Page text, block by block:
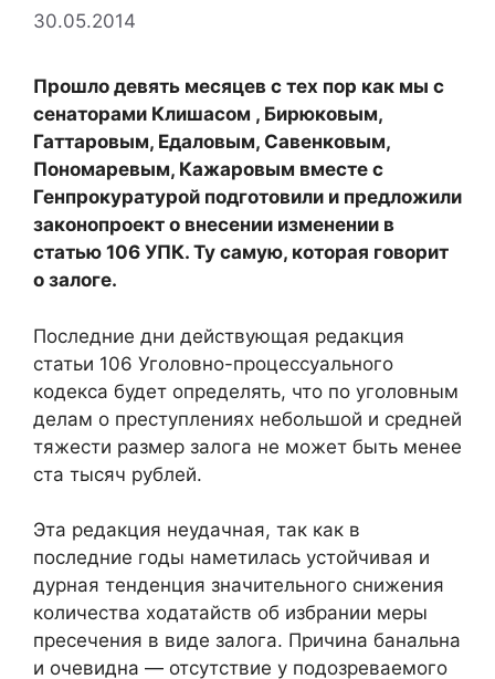
30.05.2014
Прошло девять месяцев с тех пор как мы с
сенаторами Клишасом , Бирюковым,
Гаттаровым, Едаловым, Савенковым,
Пономаревым, Кажаровым вместе с
Генпрокуратурой подготовили и предложили
законопроект о внесении изменении в
статью 106 УПК. Ту самую, которая говорит
о залоге.
Последние дни действующая редакция
статьи 106 Уголовно-процессуального
кодекса будет определять, что по уголовным
делам о преступлениях небольшой и средней
тяжести размер залога не может быть менее
ста тысяч рублей.
Эта редакция неудачная, так как в
последние годы наметилась устойчивая и
дурная тенденция значительного снижения
количества ходатайств об избрании меры
пресечения в виде залога. Причина банальна
и очевидна — отсутствие у подозреваемого